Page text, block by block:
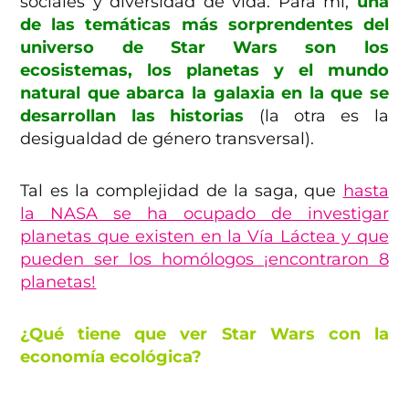
de las temáticas más sorprendentes del
universo de Star Wars son los
ecosistemas, los planetas y el mundo
natural que abarca la galaxia en la que se
desarrollan las historias (la otra es la
desigualdad de género transversal).
Tal es la complejidad de la saga, que hasta
la NASA se ha ocupado de investigar
planetas que existen en la Vía Láctea y que
pueden ser los homólogos ¡encontraron 8
planetas!
¿Qué tiene que ver Star Wars con la
economía ecológica?